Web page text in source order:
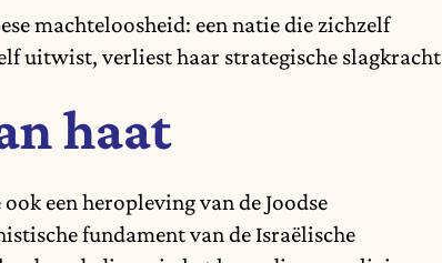
machteloosheid: een natie die zichzelf
uitwist, verliest haar strategische
haat
een heropleving van de Joodse
fundament van de Israëlische